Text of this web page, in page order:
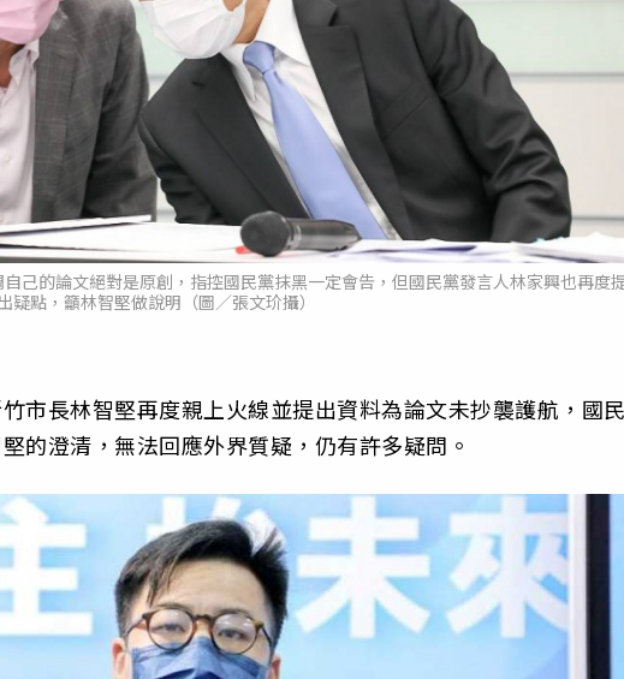
己的論文絕對是原創，指控國民黨抹黑一定會告，但國民黨發言人林家興也再度
出疑點，籲林智堅做說明（圖／張文玠攝）
市長林智堅再度親上火線並提出資料為論文未抄襲護航，國
的澄清，無法回應外界質疑，仍有許多疑問。